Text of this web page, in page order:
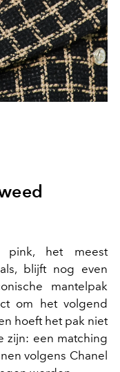
pink, het meest
blijft nog even
mantelpak
om het volgend
hoeft het pak niet
zijn: een matching
volgens Chanel